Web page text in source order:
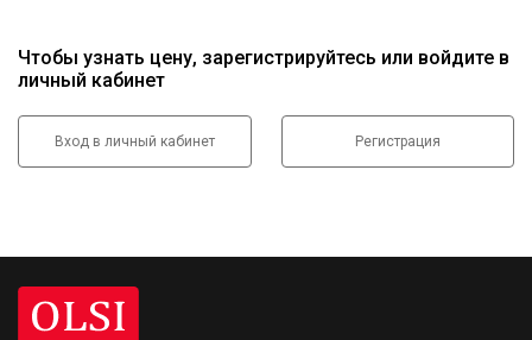
Чтобы узнать цену, зарегистрируйтесь или войдите в
личный кабинет
Вход в личный кабинет Регистрация